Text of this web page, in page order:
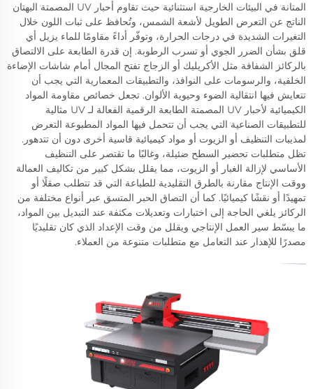
المتانة في البيئات الخارجية استثنائية حيث تقاوم أحبار UV المصمتة البهتان
الناتج عن التعرض الطويل لأشعة الشمس، وتُحافظ على ثبات اللون خلال
التغيرات الشديدة في درجات الحرارة، وتوفّر أداءً مقاومًا للماء يزيل أي
قلق بشأن الضرر الجوي أو تسرب الرطوبة. إن قدرة الطابعة على الالتصاق
بالركائز الشفافة مثل الأكريليك أو الزجاج تفتح المجال أمام شاشات الإضاءة
الخلفية، والرسومات على النوافذ، والتطبيقات المعمارية التي يجب أن
تتعايش فيها انتقالية الضوء وحيوية الألوان. تجعل خصائص مقاومة المواد
الكيميائية لأحبار UV المصمتة الطابعة الرقمية الفعالة لـ UV مثالية
للتطبيقات الصناعية التي يجب أن تتحمل فيها المواد المطبوعة التعرض
لمذيبات التنظيف أو الزيوت أو مواد كيميائية قاسية أخرى دون أن تتدهور.
تظل متطلبات تحضير السطح ضئيلة، وغالبًا ما تقتصر على التنظيف
الأساسي لإزالة الغبار أو الزيوت، مما يقلل بشكل كبير من تكاليف العمالة
ووقت الإنتاج مقارنة بالطرق التقليدية للطباعة التي قد تتطلب صقلًا أو
تمهيدًا أو نقشًا كيميائيًا. كما أن التصاق الحبر المتسق عبر أنواع مختلفة من
الركائز يلغي الحاجة إلى اختبارات وتعديلات مكثفة عند التبديل بين المواد،
ما يبسّط سير العمل الإنتاجي ويقلل من وقت الإعداد الذي كان تقليديًا
مصدرًا للإهدار عند التعامل مع متطلبات متنوعة من العملاء.